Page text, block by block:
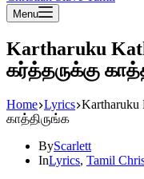
Menu
Kartharuku
கர்த்தருக்கு
Home Lyrics Kartharuku
காத்திருங்க
ByScarlett
InLyrics, Tamil